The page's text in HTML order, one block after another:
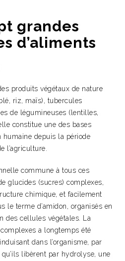
grandes
d’aliments
produits végétaux de nature
riz, maïs), tubercules
de légumineuses (lentilles,
constitue une des bases
humaine depuis la période
l’agriculture.
commune à tous ces
glucides (sucres) complexes,
chimique, et facilement
le terme d’amidon, organisés en
des cellules végétales. La
a longtemps été
dans l’organisme, par
qu’ils libèrent par hydrolyse, une